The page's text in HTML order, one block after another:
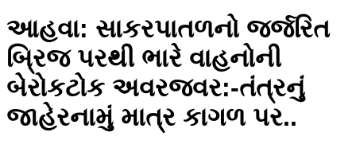
આહવા: સાકરપાતળનો જર્જરિત
બ્રિજ પરથી ભારે વાહનોની
બેરોકટોક અવરજવર:-તંત્રનું
જાહેરનામું માત્ર કાગળ પર..